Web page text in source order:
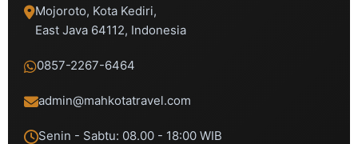
Mojoroto, Kota Kediri,
East Java 64112, Indonesia
0857-2267-6464
admin@mahkotatravel.com
Senin - Sabtu: 08.00 - 18:00 WIB